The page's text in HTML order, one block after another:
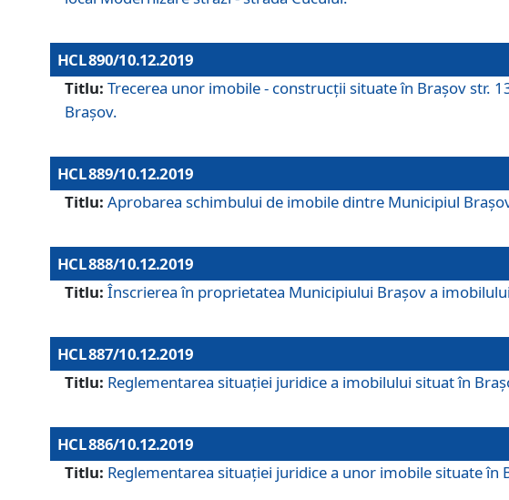
HCL 890/10.12.2019
Titlu: Trecerea unor imobile - construcții situate în Brașov str.
Brașov.
HCL 889/10.12.2019
Titlu: Aprobarea schimbului de imobile dintre Municipiul
HCL 888/10.12.2019
Titlu: Înscrierea în proprietatea Municipiului Braşov a
HCL 887/10.12.2019
Titlu: Reglementarea situației juridice a imobilului situat în
HCL 886/10.12.2019
Titlu: Reglementarea situaţiei juridice a unor imobile situate în